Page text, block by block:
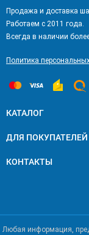
Продажа и доставка
Работаем с 2011 года.
Всегда в наличии
Политика
КАТАЛОГ
ДЛЯ ПОКУПАТЕЛЕЙ
КОНТАКТЫ
Любая информация,